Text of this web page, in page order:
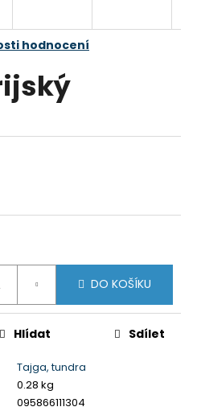
hodnocení
DO KOŠÍKU
Tajga, tundra
0.28 kg
095866111304
Hlídat Sdílet